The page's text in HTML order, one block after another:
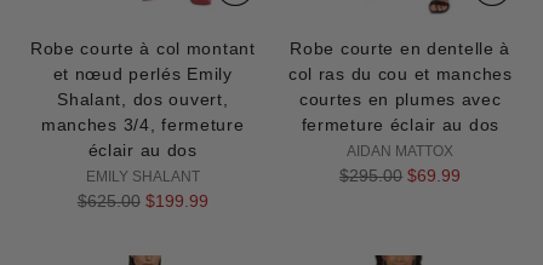
Robe courte à col montant
et nœud perlés Emily
Shalant, dos ouvert,
manches 3/4, fermeture
éclair au dos
EMILY SHALANT
Prix
$625.00 $199.99
Robe courte en dentelle à
col ras du cou et manches
courtes en plumes avec
fermeture éclair au dos
AIDAN MATTOX
Prix
$295.00 $69.99